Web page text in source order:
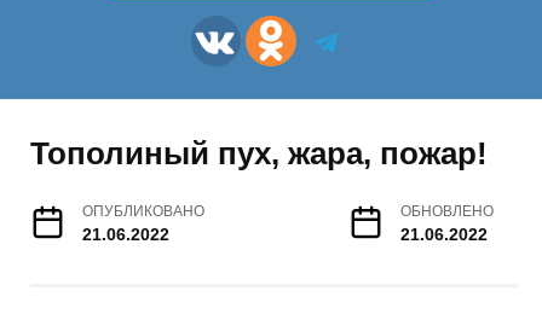
Тополиный пух, жара, пожар!
ОПУБЛИКОВАНО
21.06.2022
ОБНОВЛЕНО
21.06.2022